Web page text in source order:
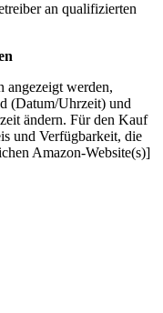
an qualifizierten
angezeigt werden,
(Datum/Uhrzeit) und
ändern. Für den Kauf
und Verfügbarkeit, die
Amazon-Website(s)]